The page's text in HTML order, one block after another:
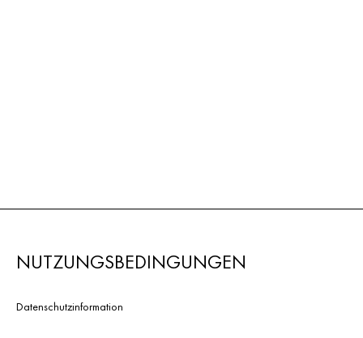
NUTZUNGSBEDINGUNGEN
Datenschutzinformation